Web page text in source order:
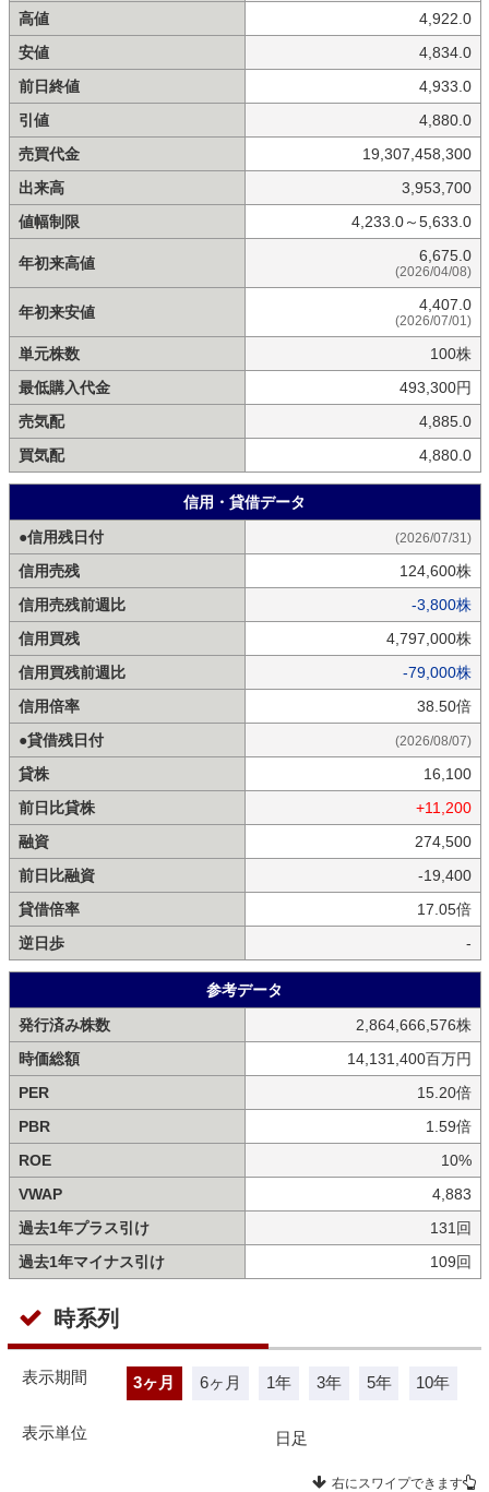
高値
4,922.0
安値
4,834.0
前日終値
4,933.0
引値
4,880.0
売買代金
19,307,458,300
出来高
3,953,700
値幅制限
4,233.0～5,633.0
年初来高値 6,675.0
(2026/04/08)
年初来安値 4,407.0
(2026/07/01)
単元株数
100株
最低購入代金
493,300円
売気配
4,885.0
買気配
4,880.0
信用・貸借データ
●信用残日付
(2026/07/31)
信用売残
124,600株
信用売残前週比
-3,800株
信用買残
4,797,000株
信用買残前週比
-79,000株
信用倍率
38.50倍
●貸借残日付
(2026/08/07)
貸株
16,100
前日比貸株
+11,200
融資
274,500
前日比融資
-19,400
貸借倍率
17.05倍
逆日歩
-
参考データ
発行済み株数
2,864,666,576株
時価総額
14,131,400百万円
PER
15.20倍
PBR
1.59倍
ROE
10%
VWAP
4,883
過去1年プラス引け
131回
過去1年マイナス引け
109回
時系列
表示期間 3ヶ月 6ヶ月 1年 3年 5年 10年
表示単位 日足
右にスワイプできます